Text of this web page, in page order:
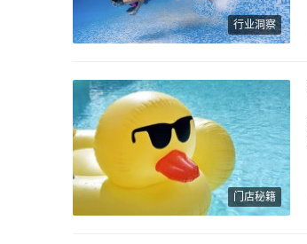
行业洞察
门店秘籍